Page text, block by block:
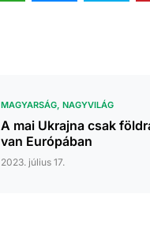
MAGYARSÁG NAGYVILÁG
A mai Ukrajna csak
van Európában
2023. július 17.